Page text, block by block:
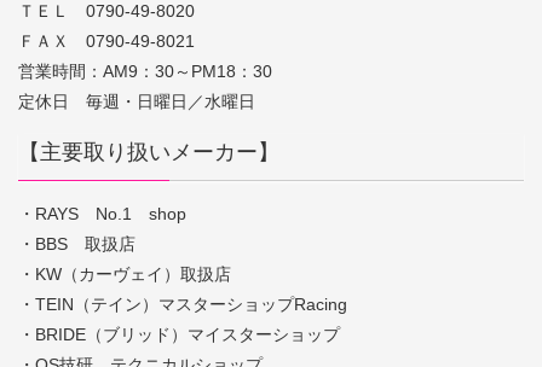
ＴＥＬ 0790-49-8020
ＦＡＸ 0790-49-8021
営業時間：AM9：30～PM18：30
定休日 毎週・日曜日／水曜日
【主要取り扱いメーカー】
・RAYS No.1 shop
・BBS 取扱店
・KW（カーヴェイ）取扱店
・TEIN（テイン）マスターショップRacing
・BRIDE（ブリッド）マイスターショップ